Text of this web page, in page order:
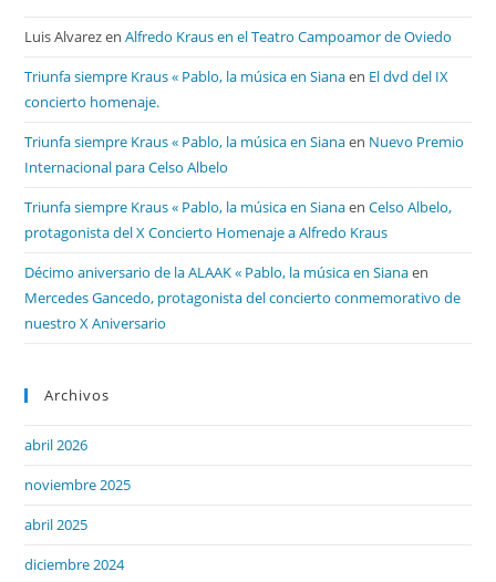
Luis AlvarezenAlfredo Kraus en el Teatro Campoamor de Oviedo
Triunfa siempre Kraus « Pablo, la música en Sianaen El dvd del IX
concierto homenaje.
Triunfa siempre Kraus « Pablo, la música en Sianaen Nuevo Premio
Internacional para Celso Albelo
Triunfa siempre Kraus « Pablo, la música en SianaenCelso Albelo,
protagonista del X Concierto Homenaje a Alfredo Kraus
Décimo aniversario de la ALAAK « Pablo, la música en Sianaen
Mercedes Gancedo, protagonista del concierto conmemorativo de
nuestro X Aniversario
Archivos
abril 2026
noviembre 2025
abril 2025
diciembre 2024